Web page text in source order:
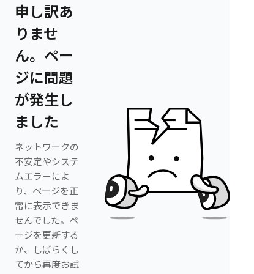
申し訳あ
りませ
ん。ペー
ジに問題
が発生し
ました
ネットワークの
不安定やシステ
ムエラーによ
り、ページを正
常に表示できま
せんでした。ペ
ージを更新する
か、しばらくし
てから再度お試